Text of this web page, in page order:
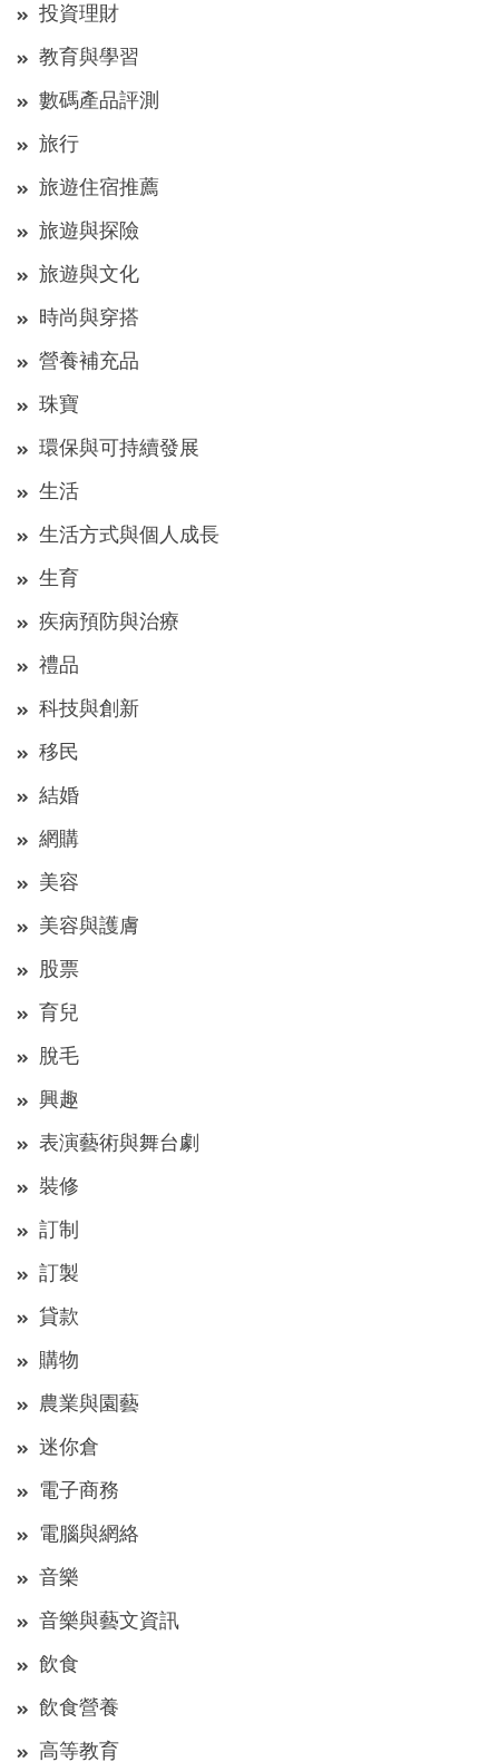
投資理財
教育與學習
數碼產品評測
旅行
旅遊住宿推薦
旅遊與探險
旅遊與文化
時尚與穿搭
營養補充品
珠寶
環保與可持續發展
生活
生活方式與個人成長
生育
疾病預防與治療
禮品
科技與創新
移民
結婚
網購
美容
美容與護膚
股票
育兒
脫毛
興趣
表演藝術與舞台劇
裝修
訂制
訂製
貸款
購物
農業與園藝
迷你倉
電子商務
電腦與網絡
音樂
音樂與藝文資訊
飲食
飲食營養
高等教育